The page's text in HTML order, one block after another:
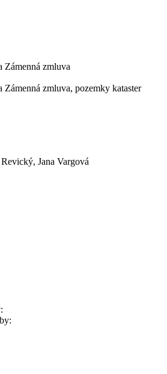
Zámenná zmluva
Zámenná zmluva, pozemky kataster
Jana Vargová